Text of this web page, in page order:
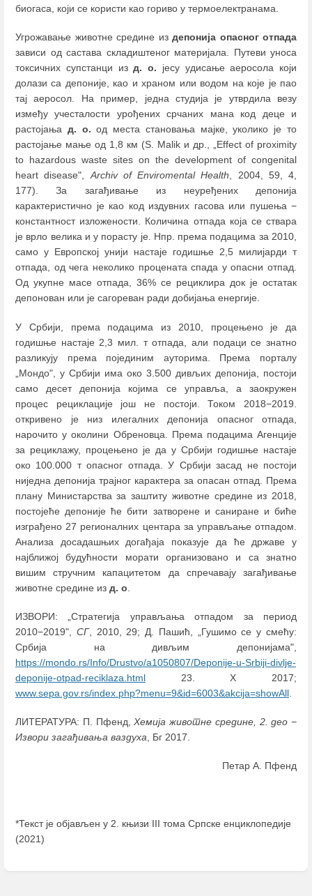
биогаса, који се користи као гориво у термоелектранама.
Угрожавање животне средине из депонија опасног отпада
зависи од састава складиштеног материјала. Путеви уноса
токсичних супстанци изд. о. јесу удисање аеросола који
долази са депоније, као и храном или водом на које је пао
тај аеросол. На пример, једна студија је утврдила везу
између учесталости урођених срчаних мана код деце и
растојања д. о. од места становања мајке, уколико је то
растојање мање од 1,8 км (S. Malik и др., „Effect of proximity
to hazardous waste sites on the development of congenital
heart disease",Archiv of Enviromental Health, 2004, 59, 4,
177). За загађивање из неуређених депонија
карактеристично је као код издувних гасова или пушења −
константност изложености. Количина отпада која се ствара
је врло велика и у порасту је. Нпр. према подацима за 2010,
само у Европској унији настаје годишње 2,5 милијарди т
отпада, од чега неколико процената спада у опасни отпад.
Од укупне масе отпада, 36% се рециклира док је остатак
депонован или је сагореван ради добијања енергије.
У Србији, према подацима из 2010, процењено је да
годишње настаје 2,3 мил. т отпада, али подаци се знатно
разликују према појединим ауторима. Према порталу
„Мондо", у Србији има око 3.500 дивљих депонија, постоји
само десет депонија којима се управља, а заокружен
процес рециклације још не постоји. Током 2018−2019.
откривено је низ илегалних депонија опасног отпада,
нарочито у околини Обреновца. Према подацима Агенције
за рециклажу, процењено је да у Србији годишње настаје
око 100.000 т опасног отпада. У Србији засад не постоји
ниједна депонија трајног карактера за опасан отпад. Према
плану Министарства за заштиту животне средине из 2018,
постојеће депоније ће бити затворене и саниране и биће
изграђено 27 регионалних центара за управљање отпадом.
Анализа досадашњих догађаја показује да ће државе у
најближој будућности морати организовано и са знатно
вишим стручним капацитетом да спречавају загађивање
животне средине из д. о
ИЗВОРИ: „Стратегија управљања отпадом за период
2010−2019", СГ, 2010, 29; Д. Пашић, „Гушимо се у смећу:
Србија на дивљим депонијама",
https://mondo.rs/Info/Drustvo/a1050807/Deponije-u-Srbiji-divlje-
deponije-otpad-reciklaza.html 23. Х 2017;
www.sepa.gov.rs/index.php?menu=9&id=6003&akcija=showAll
ЛИТЕРАТУРА: П. Пфенд, Хемија животне средине, 2. део −
Извори загађивања ваздуха , Бг 2017.
Петар А. Пфенд
*Текст је објављен у 2. књизи III тома Српске енциклопедије
(2021)